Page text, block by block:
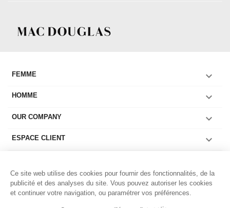
FEMME 
HOMME 
OUR COMPANY 
ESPACE CLIENT 
COLLECTIONS HOMME 
Ce site web utilise des cookies pour fournir des fonctionnalités, de la
publicité et des analyses du site. Vous pouvez autoriser les cookies
et continuer votre navigation, ou paramétrer vos préférences.